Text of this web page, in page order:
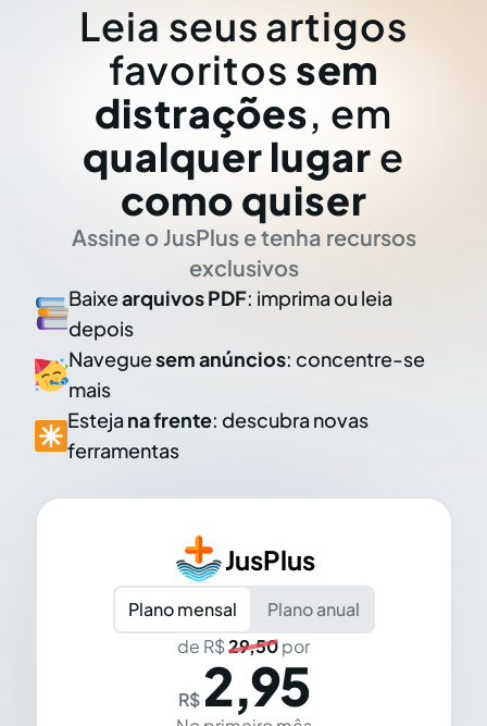
Leia seus artigos
favoritos sem
distrações, em
qualquer lugar e
como quiser
Assine o JusPlus e tenha recursos
exclusivos
Baixearquivos PDF: imprima ou leia
depois
Naveguesem anúncios: concentre-se
mais
Esteja na frente: descubra novas
ferramentas
JusPlus
Plano mensal
Plano anual
de R$29,50por
R$ 2,95